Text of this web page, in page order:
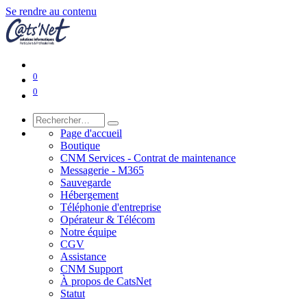
Se rendre au contenu
0
0
Page d'accueil
Boutique
CNM Services - Contrat de maintenance
Messagerie - M365
Sauvegarde
Hébergement
Téléphonie d'entreprise
Opérateur & Télécom
Notre équipe
CGV
Assistance
CNM Support
À propos de CatsNet
Statut